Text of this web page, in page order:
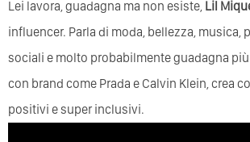
Lei lavora, guadagna ma non esiste, Lil
influencer. Parla di moda, bellezza, musica,
sociali e molto probabilmente guadagna
con brand come Prada e Calvin Klein, crea
positivi e super inclusivi.